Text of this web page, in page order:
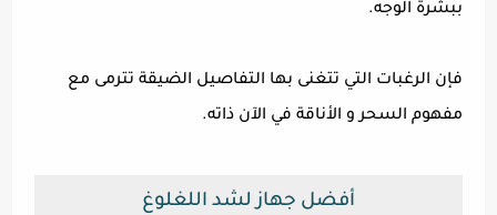
ببشرة الوجه.
فإن الرغبات التي تتغنى بها التفاصيل الضيقة تترمى مع
مفهوم السحر و الأناقة في الآن ذاته.
أفضل جهاز لشد اللغلوغ